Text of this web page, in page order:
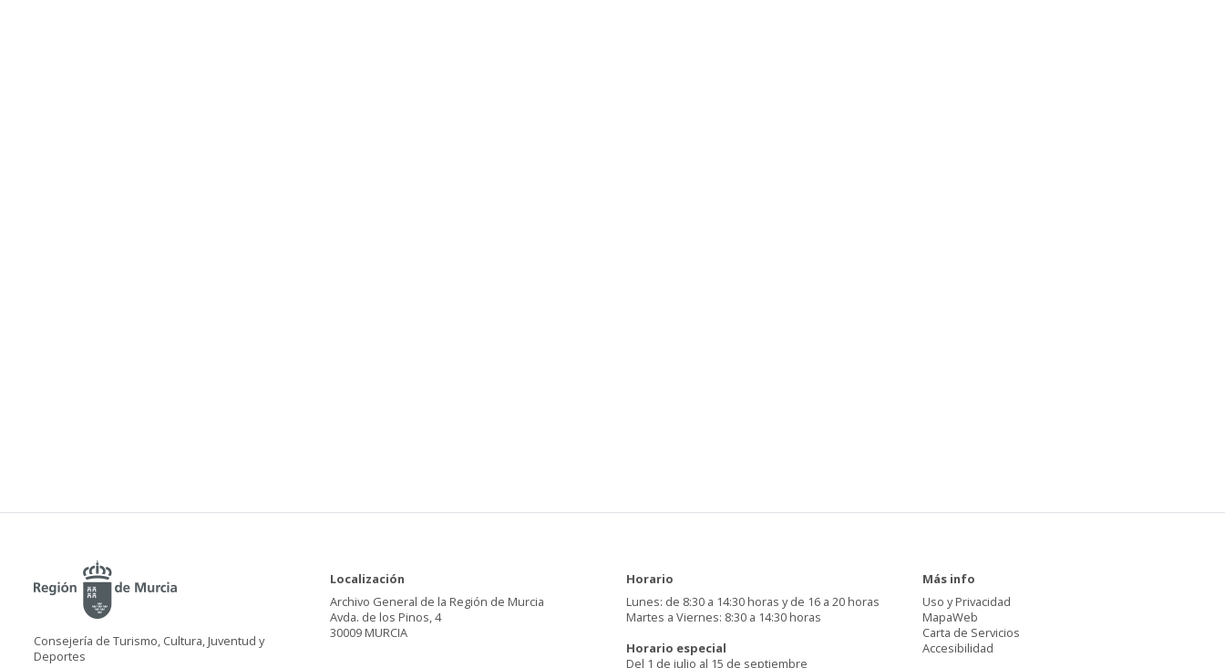
Consejería de Turismo, Cultura, Juventud y
Deportes
Localización
Archivo General de la Región de Murcia
Avda. de los Pinos, 4
30009 MURCIA
Horario
Lunes: de 8:30 a 14:30 horas y de 16 a 20 horas
Martes a Viernes: 8:30 a 14:30 horas
Horario especial
Del 1 de julio al 15 de septiembre
Más info
Uso y Privacidad
MapaWeb
Carta de Servicios
Accesibilidad